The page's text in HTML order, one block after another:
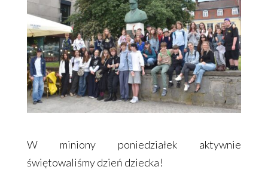
W miniony poniedziałek aktywnie
świętowaliśmy dzień dziecka!